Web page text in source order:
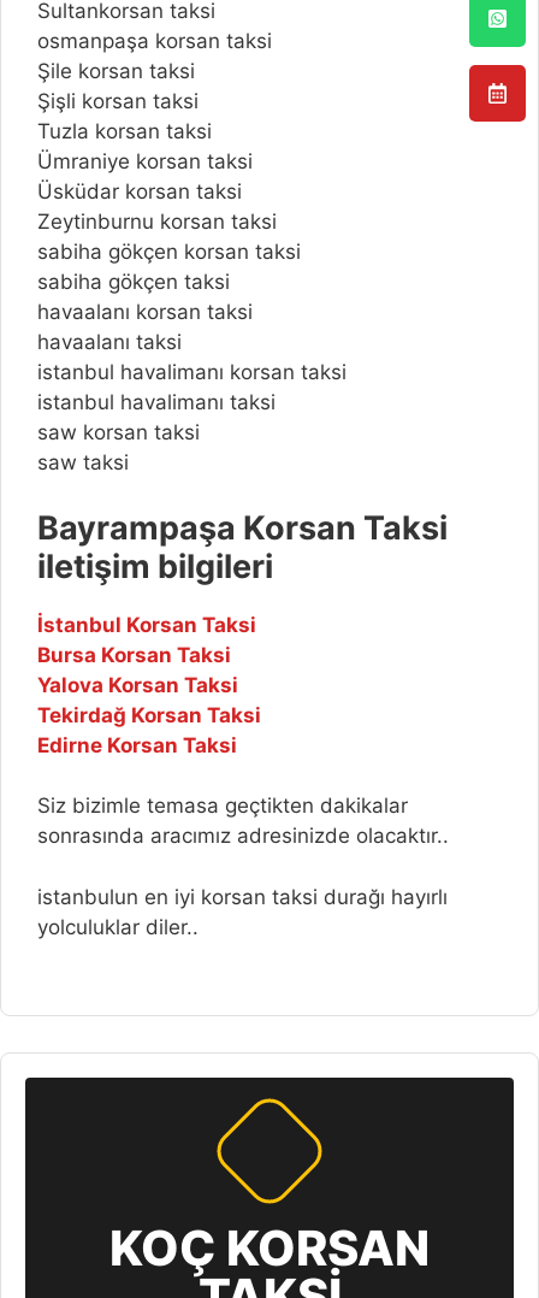
Sultankorsan taksi
osmanpaşa korsan taksi
Şile korsan taksi
Şişli korsan taksi
Tuzla korsan taksi
Ümraniye korsan taksi
Üsküdar korsan taksi
Zeytinburnu korsan taksi
sabiha gökçen korsan taksi
sabiha gökçen taksi
havaalanı korsan taksi
havaalanı taksi
istanbul havalimanı korsan taksi
istanbul havalimanı taksi
saw korsan taksi
saw taksi
Bayrampaşa Korsan Taksi
iletişim bilgileri
İstanbul Korsan Taksi
Bursa Korsan Taksi
Yalova Korsan Taksi
Tekirdağ Korsan Taksi
Edirne Korsan Taksi
Siz bizimle temasa geçtikten dakikalar
sonrasında aracımız adresinizde olacaktır..
istanbulun en iyi korsan taksi durağı hayırlı
yolculuklar diler..
KOÇ KORSAN